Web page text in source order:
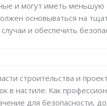
и могут иметь
основываться на
и обеспечить
строительства и
в настиле. Как
для безопасности,